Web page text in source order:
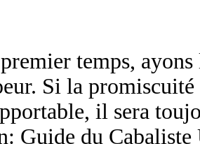
temps,
Si la
il sera
Guide du Cabaliste